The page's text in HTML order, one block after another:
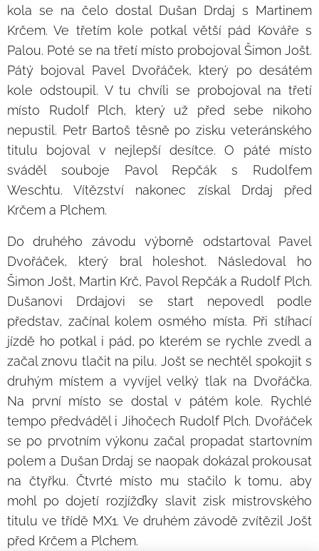
kola se na čelo dostal Dušan Drdaj s Martinem
Krčem. Ve třetím kole potkal větší pád Kováře s
Palou. Poté se na třetí místo probojoval Šimon Jošt.
Pátý bojoval Pavel Dvořáček, který po desátém
kole odstoupil. V tu chvíli se probojoval na třetí
místo Rudolf Plch, který už před sebe nikoho
nepustil. Petr Bartoš těsně po zisku veteránského
titulu bojoval v nejlepší desítce. O páté místo
sváděl souboje Pavol Repčák s Rudolfem
Weschtu. Vítězství nakonec získal Drdaj před
Krčem a Plchem.
Do druhého závodu výborně odstartoval Pavel
Dvořáček, který bral holeshot. Následoval ho
Šimon Jošt, Martin Krč, Pavol Repčák a Rudolf Plch.
Dušanovi Drdajovi se start nepovedl podle
představ, začínal kolem osmého místa. Při stíhací
jízdě ho potkal i pád, po kterém se rychle zvedl a
začal znovu tlačit na pilu. Jošt se nechtěl spokojit s
druhým místem a vyvíjel velký tlak na Dvořáčka.
Na první místo se dostal v pátém kole. Rychlé
tempo předváděl i Jihočech Rudolf Plch. Dvořáček
se po prvotním výkonu začal propadat startovním
polem a Dušan Drdaj se naopak dokázal prokousat
na čtyřku. Čtvrté místo mu stačilo k tomu, aby
mohl po dojetí rozjížďky slavit zisk mistrovského
titulu ve třídě MX1. Ve druhém závodě zvítězil Jošt
před Krčem a Plchem.